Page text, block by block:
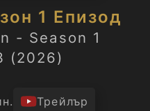
1 Епизод
- Season 1
(2026)
Трейлър